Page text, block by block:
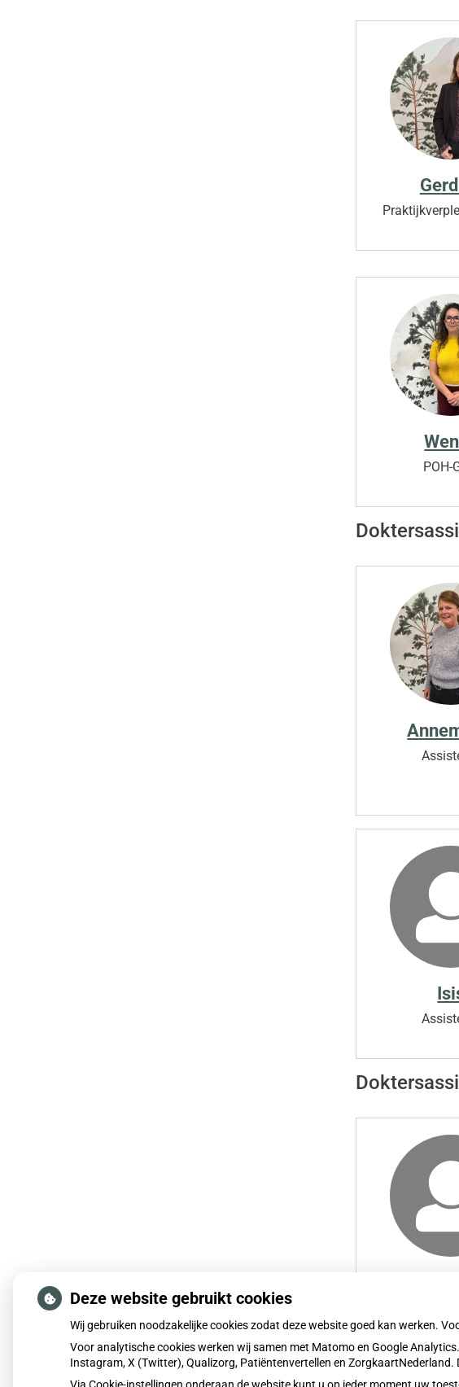
POH-
Deze website gebruikt cookies
Wij gebruiken noodzakelijke cookies zodat deze website goed kan werken.
Voor analytische cookies werken wij samen met Matomo en Google
Instagram, X (Twitter), Qualizorg, Patiëntenvertellen en